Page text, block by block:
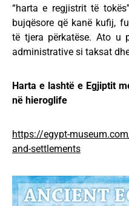
“harta e regjistrit të
bujqësore që kanë kufij,
të tjera përkatëse. Ato u
administrative si taksat
Harta e lashtë e Egjiptit
në hieroglife
https://egypt-
and-settlements